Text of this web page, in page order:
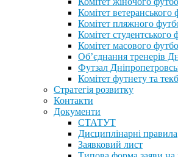
Комітет ветеранського
Комітет пляжного
Комітет студентського
Комітет масового
Обʼєднання тренерів
Футзал
Комітет футнету та
Стратегія розвитку
Контакти
Документи
СТАТУТ
Дисциплінарні правила
Заявковий лист